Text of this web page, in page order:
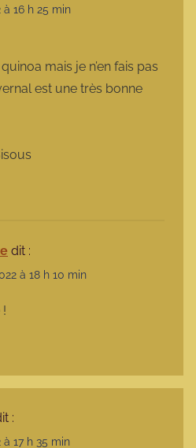
à 16 h 25 min
mais je n’en fais pas
est une très bonne
dit :
à 18 h 10 min
:
à 17 h 35 min